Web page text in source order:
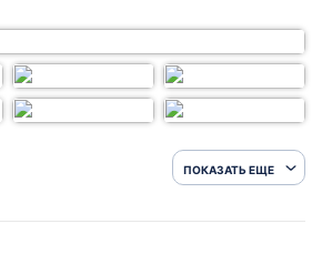
ПОКАЗАТЬ ЕЩЕ